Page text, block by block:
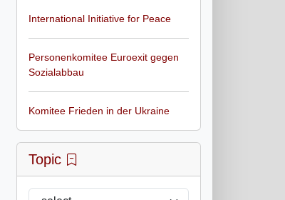
International Initiative for Peace
Personenkomitee Euroexit gegen
Sozialabbau
Komitee Frieden in der Ukraine
Topic